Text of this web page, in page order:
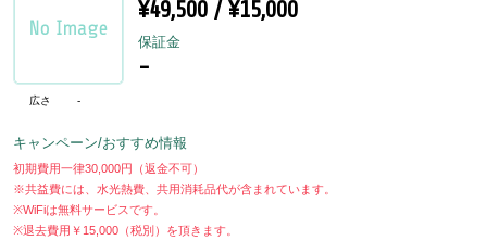
広さ -
¥49,500 / ¥15,000
保証金
-
キャンペーン/おすすめ情報
初期費用一律30,000円（返金不可）
※共益費には、水光熱費、共用消耗品代が含まれています。
※WiFiは無料サービスです。
※退去費用￥15,000（税別）を頂きます。